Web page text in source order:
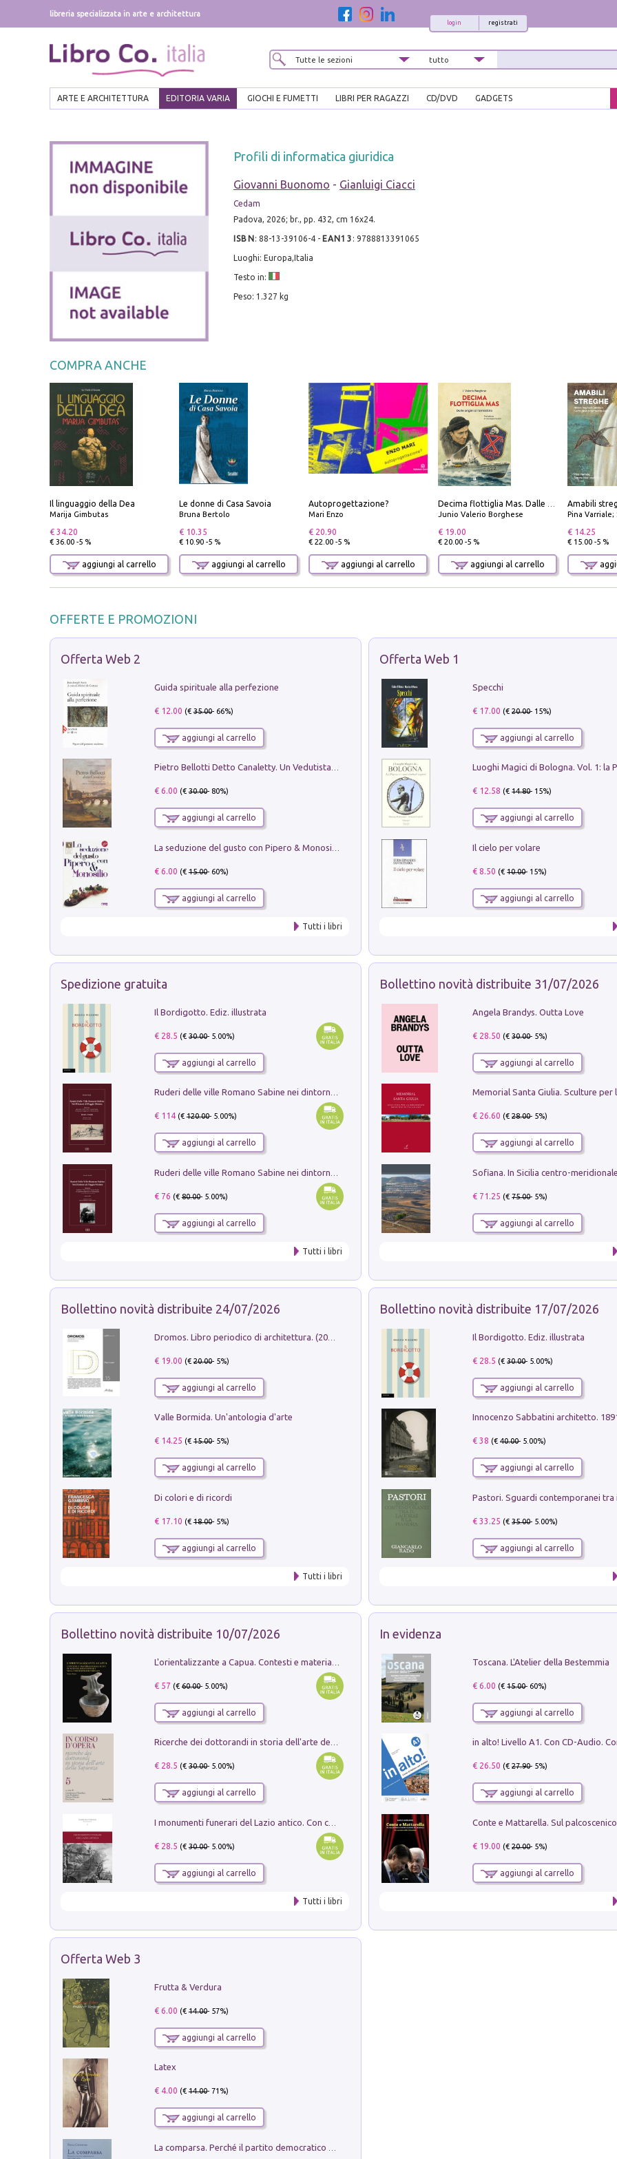
libreria specializzata in arte e architettura
registrati
login
ARTE E ARCHITETTURA EDITORIA VARIA GIOCHI E FUMETTI LIBRI PER RAGAZZI CD/DVD GADGETS
Profili di informatica giuridica
Giovanni Buonomo - Gianluigi Ciacci
Cedam
Padova, 2026; br., pp. 432, cm 16x24.
ISBN : 88-13-39106-4- EAN13 : 9788813391065
Luoghi: Europa,Italia
Testo in:
Peso: 1.327 kg
COMPRA ANCHE
Il linguaggio della Dea
Marija Gimbutas
€ 34.20
€ 36.00 -5 %
aggiungi al carrello
Le donne di Casa Savoia
Bruna Bertolo
€ 10.35
€ 10.90 -5 %
aggiungi al carrello
Autoprogettazione?
Mari Enzo
€ 20.90
€ 22.00 -5 %
aggiungi al carrello
Decima flottiglia Mas. Dalle origini all'armistizio
Junio Valerio Borghese
€ 19.00
€ 20.00 -5 %
aggiungi al carrello
Pina Varriale;
€ 14.25
€ 15.00 -5 %
OFFERTE E PROMOZIONI
Offerta Web 2
Guida spirituale alla perfezione
€ 12.00 (€35.00- 66%)
aggiungi al carrello
Pietro Bellotti Detto Canaletty. Un Vedutista Veneziano nella Francia dell'Ancien Régime
€ 6.00 (€30.00- 80%)
aggiungi al carrello
€ 6.00 (€15.00- 60%)
aggiungi al carrello
Tutti i libri
Offerta Web 1
Specchi
€ 17.00 (€20.00- 15%)
aggiungi al carrello
€ 12.58 (€14.80- 15%)
aggiungi al carrello
Il cielo per volare
€ 8.50 (€10.00- 15%)
aggiungi al carrello
Spedizione gratuita
Il Bordigotto. Ediz. illustrata
€ 28.5 (€30.00- 5.00%)
aggiungi al carrello
Ruderi delle ville Romano Sabine nei dintorni di Poggio Mirteto. Illustrati dal dott.re prof.re cav.re Ercole Nardi regio ispettore degli scavi e monumenti. Anno 1885. Tavole e studio. Con 25 tavole fuori testo in cartella editoriale
€ 114(€120.00- 5.00%)
aggiungi al carrello
€ 76 (€80.00- 5.00%)
aggiungi al carrello
Tutti i libri
Bollettino novità distribuite 31/07/2026
Angela Brandys. Outta Love
€ 28.50 (€30.00- 5%)
aggiungi al carrello
€ 26.60 (€28.00- 5%)
aggiungi al carrello
€ 71.25 (€75.00- 5%)
aggiungi al carrello
Bollettino novità distribuite 24/07/2026
Dromos. Libro periodico di architettura. (2026). Vol. 15: Post-model
€ 19.00 (€20.00- 5%)
aggiungi al carrello
Valle Bormida. Un'antologia d'arte
€ 14.25 (€15.00- 5%)
aggiungi al carrello
Di colori e di ricordi
€ 17.10 (€18.00- 5%)
aggiungi al carrello
Tutti i libri
Bollettino novità distribuite 17/07/2026
Il Bordigotto. Ediz. illustrata
€ 28.5 (€30.00- 5.00%)
aggiungi al carrello
Innocenzo Sabbatini architetto.
€ 38 (€40.00- 5.00%)
aggiungi al carrello
€ 33.25 (€35.00- 5.00%)
aggiungi al carrello
Bollettino novità distribuite 10/07/2026
€ 57 (€60.00- 5.00%)
aggiungi al carrello
Ricerche dei dottorandi in storia dell'arte della Sapienza
€ 28.5 (€30.00- 5.00%)
aggiungi al carrello
I monumenti funerari del Lazio antico. Con cartella con tavole
€ 28.5 (€30.00- 5.00%)
aggiungi al carrello
Tutti i libri
In evidenza
Toscana. L'Atelier della Bestemmia
€ 6.00 (€15.00- 60%)
aggiungi al carrello
€ 26.50 (€27.90- 5%)
aggiungi al carrello
€ 19.00 (€20.00- 5%)
aggiungi al carrello
Offerta Web 3
Frutta & Verdura
€ 6.00 (€14.00- 57%)
aggiungi al carrello
Latex
€ 4.00 (€14.00- 71%)
aggiungi al carrello